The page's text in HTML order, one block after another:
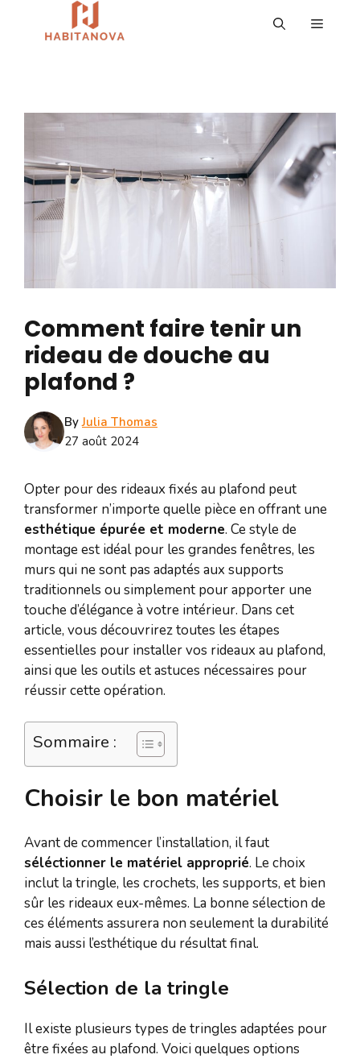
MENU
Comment faire tenir un
rideau de douche au
plafond ?
ByJulia Thomas
27 août 2024
Opter pour des rideaux fixés au plafond peut
transformer n’importe quelle pièce en offrant une
esthétique épurée et moderne. Ce style de
montage est idéal pour les grandes fenêtres, les
murs qui ne sont pas adaptés aux supports
traditionnels ou simplement pour apporter une
touche d’élégance à votre intérieur. Dans cet
article, vous découvrirez toutes les étapes
essentielles pour installer vos rideaux au plafond,
ainsi que les outils et astuces nécessaires pour
réussir cette opération.
Sommaire :
Choisir le bon matériel
Avant de commencer l’installation, il faut
séléctionner le matériel approprié. Le choix
inclut la tringle, les crochets, les supports, et bien
sûr les rideaux eux-mêmes. La bonne sélection de
ces éléments assurera non seulement la durabilité
mais aussi l’esthétique du résultat final.
Sélection de la tringle
Il existe plusieurs types de tringles adaptées pour
être fixées au plafond. Voici quelques options